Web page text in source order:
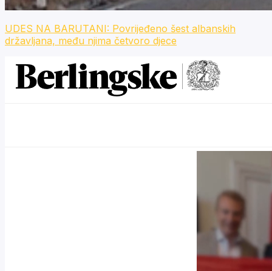
UDES NA BARUTANI: Povrijeđeno šest albanskih
državljana, među njima četvoro djece